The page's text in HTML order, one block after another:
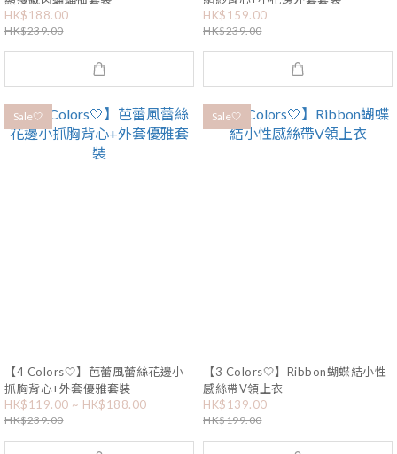
HK$188.00
HK$239.00
HK$159.00
HK$239.00
Sale🤍
【4 Colors🤍】芭蕾風蕾絲花邊小
抓胸背心+外套優雅套裝
HK$119.00 ~ HK$188.00
HK$239.00
Sale🤍
【3 Colors🤍】Ribbon蝴蝶結小性
感絲帶V領上衣
HK$139.00
HK$199.00